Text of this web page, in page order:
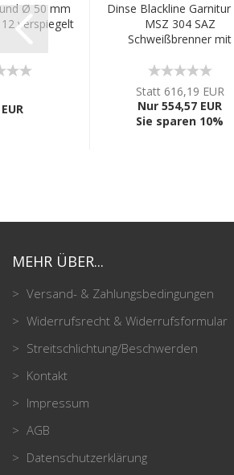
Ø 50 mm
verspiegelt
Dinse Blackline Garnitur
MSZ 304 SAZ
Schweißbrenner mit
Statt 616,19 EUR
Nur 554,57 EUR
Sie sparen 10%
MEHR ÜBER...
Versand- & Zahlungsbedingungen
Widerrufsrecht & Widerrufsformular
Streitschlichtung/Beschwerden
Kontakt
Impressum
AGB
Datenschutzerklärung